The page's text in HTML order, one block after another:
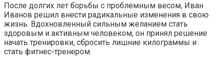
После долгих лет борьбы с проблемным весом, Иван
Иванов решил внести радикальные изменения в свою
жизнь. Вдохновленный сильным желанием стать
здоровым и активным человеком, он принял решение
начать тренировки, сбросить лишние килограммы и
стать фитнес-тренером.